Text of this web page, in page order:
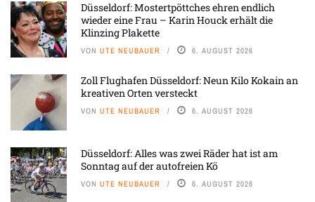
Düsseldorf: Mostertpöttches ehren endlich
wieder eine Frau – Karin Houck erhält die
Klinzing Plakette
VON UTE NEUBAUER 6. AUGUST 2026
Zoll Flughafen Düsseldorf: Neun Kilo Kokain an
kreativen Orten versteckt
VON UTE NEUBAUER 6. AUGUST 2026
Düsseldorf: Alles was zwei Räder hat ist am
Sonntag auf der autofreien Kö
VON UTE NEUBAUER 6. AUGUST 2026